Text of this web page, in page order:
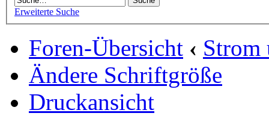
Erweiterte Suche
Foren-Übersicht ‹ Strom
Ändere Schriftgröße
Druckansicht